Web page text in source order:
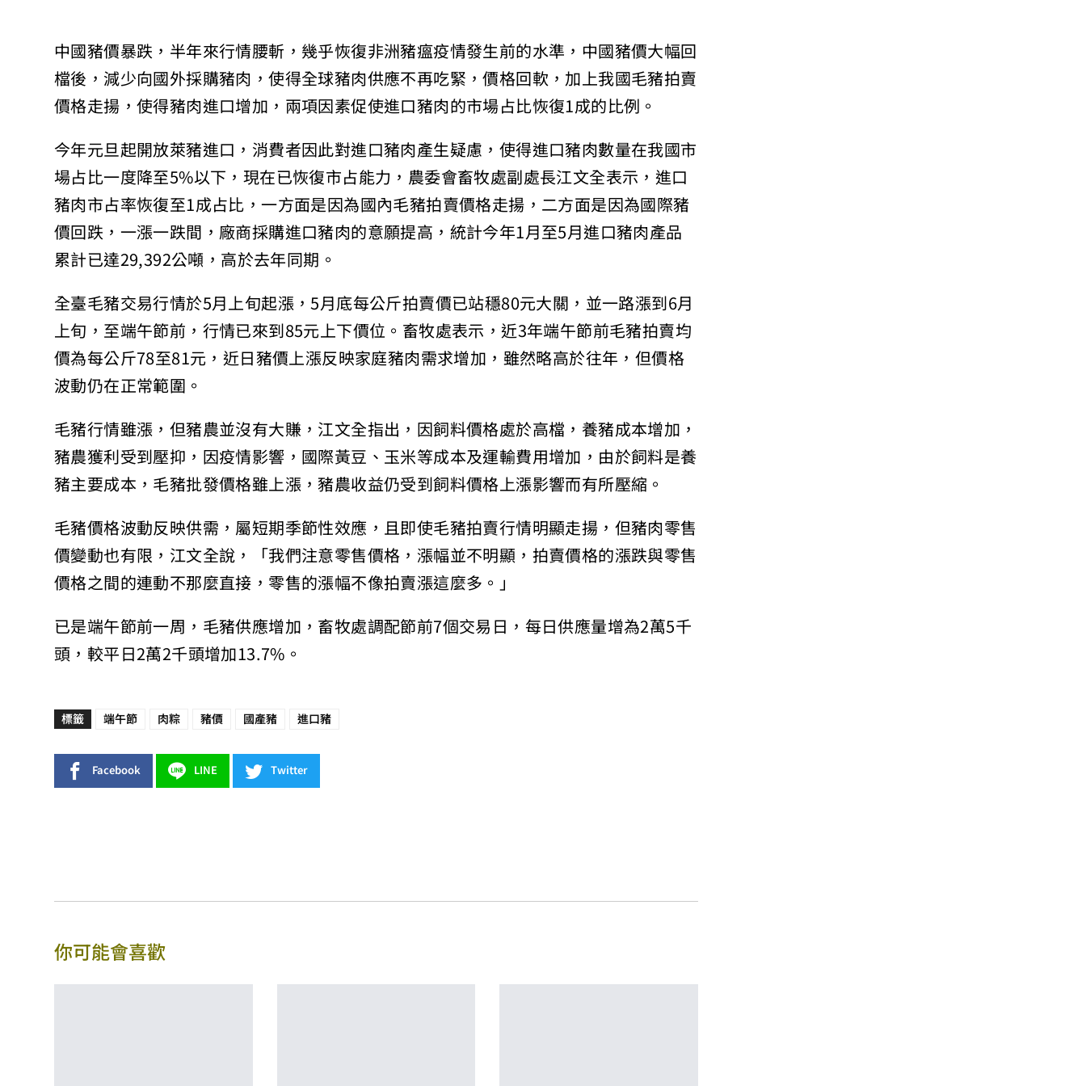
中國豬價暴跌，半年來行情腰斬，幾乎恢復非洲豬瘟疫情發生前的水準，中國豬價大幅回
檔後，減少向國外採購豬肉，使得全球豬肉供應不再吃緊，價格回軟，加上我國毛豬拍賣
價格走揚，使得豬肉進口增加，兩項因素促使進口豬肉的市場占比恢復1成的比例。
今年元旦起開放萊豬進口，消費者因此對進口豬肉產生疑慮，使得進口豬肉數量在我國市
場占比一度降至5%以下，現在已恢復市占能力，農委會畜牧處副處長江文全表示，進口
豬肉市占率恢復至1成占比，一方面是因為國內毛豬拍賣價格走揚，二方面是因為國際豬
價回跌，一漲一跌間，廠商採購進口豬肉的意願提高，統計今年1月至5月進口豬肉產品
累計已達29,392公噸，高於去年同期。
全臺毛豬交易行情於5月上旬起漲，5月底每公斤拍賣價已站穩80元大關，並一路漲到6月
上旬，至端午節前，行情已來到85元上下價位。畜牧處表示，近3年端午節前毛豬拍賣均
價為每公斤78至81元，近日豬價上漲反映家庭豬肉需求增加，雖然略高於往年，但價格
波動仍在正常範圍。
毛豬行情雖漲，但豬農並沒有大賺，江文全指出，因飼料價格處於高檔，養豬成本增加，
豬農獲利受到壓抑，因疫情影響，國際黃豆、玉米等成本及運輸費用增加，由於飼料是養
豬主要成本，毛豬批發價格雖上漲，豬農收益仍受到飼料價格上漲影響而有所壓縮。
毛豬價格波動反映供需，屬短期季節性效應，且即使毛豬拍賣行情明顯走揚，但豬肉零售
價變動也有限，江文全說，「我們注意零售價格，漲幅並不明顯，拍賣價格的漲跌與零售
價格之間的連動不那麼直接，零售的漲幅不像拍賣漲這麼多。」
已是端午節前一周，毛豬供應增加，畜牧處調配節前7個交易日，每日供應量增為2萬5千
頭，較平日2萬2千頭增加13.7%。
標籤 端午節 肉粽 豬價 國產豬 進口豬
Facebook LINE Twitter
你可能會喜歡